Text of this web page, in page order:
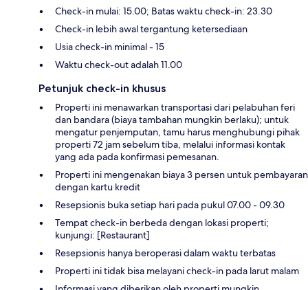
Check-in mulai: 15.00; Batas waktu check-in: 23.30
Check-in lebih awal tergantung ketersediaan
Usia check-in minimal - 15
Waktu check-out adalah 11.00
Petunjuk check-in khusus
Properti ini menawarkan transportasi dari pelabuhan feri
dan bandara (biaya tambahan mungkin berlaku); untuk
mengatur penjemputan, tamu harus menghubungi pihak
properti 72 jam sebelum tiba, melalui informasi kontak
yang ada pada konfirmasi pemesanan.
Properti ini mengenakan biaya 3 persen untuk pembayaran
dengan kartu kredit
Resepsionis buka setiap hari pada pukul 07.00 - 09.30
Tempat check-in berbeda dengan lokasi properti;
kunjungi: [Restaurant]
Resepsionis hanya beroperasi dalam waktu terbatas
Properti ini tidak bisa melayani check-in pada larut malam